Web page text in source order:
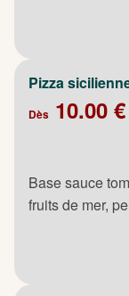
Pizza
Dès 10.00 €
Base sauce
fruits de mer,